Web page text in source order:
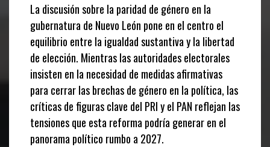
La discusión sobre la paridad de género en la
gubernatura de Nuevo León pone en el centro el
equilibrio entre la igualdad sustantiva y la libertad
de elección. Mientras las autoridades electorales
insisten en la necesidad de medidas afirmativas
para cerrar las brechas de género en la política, las
críticas de figuras clave del PRI y el PAN reflejan las
tensiones que esta reforma podría generar en el
panorama político rumbo a 2027.